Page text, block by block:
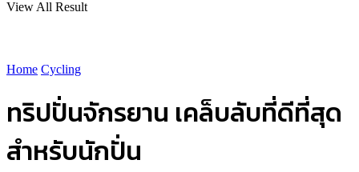
View All Result
Home Cycling
ทริปปั่นจักรยาน เคล็บลับที่ดีที่สุด
สำหรับนักปั่น